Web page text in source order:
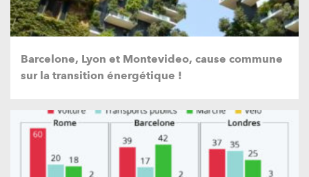
Barcelone, Lyon et Montevideo, cause commune
sur la transition énergétique !